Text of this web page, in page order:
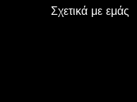
Σχετικά με εμάς